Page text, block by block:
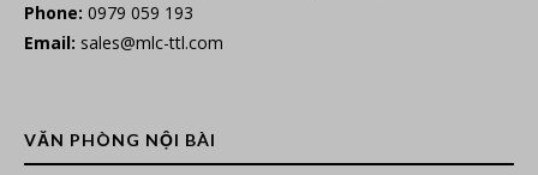
Phone: 0979 059 193
Email: sales@mlc-ttl.com
VĂN PHÒNG NỘI BÀI